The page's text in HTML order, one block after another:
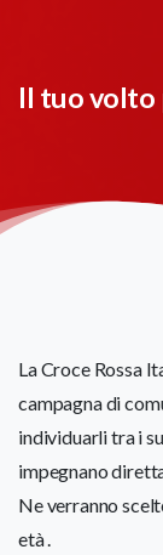
Il tuo volto
La Croce Rossa
campagna di
individuarli tra i
impegnano
Ne verranno
età .